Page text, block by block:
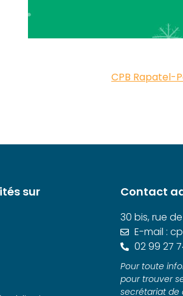
CPB Rapatel-
sur Contact
30 bis, rue
E-mail :
02 99 27
Pour toute
pour trouver
secrétariat de